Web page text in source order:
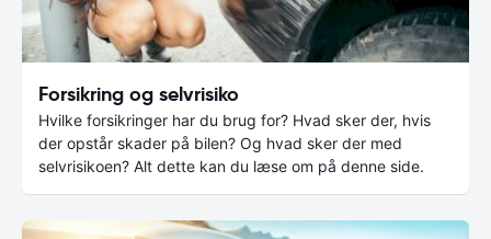
Forsikring og selvrisiko
Hvilke forsikringer har du brug for? Hvad sker der, hvis
der opstår skader på bilen? Og hvad sker der med
selvrisikoen? Alt dette kan du læse om på denne side.